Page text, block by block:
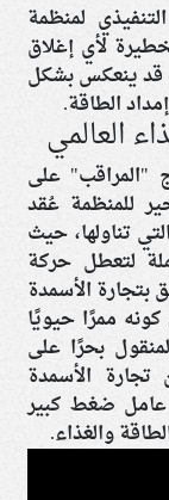
لمنظمة
لأي إغلاق
قد ينعكس بشكل
الطاقة.
العالمي
"المراقب" على
للمنظمة عُقد
تناولها، حيث
لتعطل حركة
ممرًا حيويًا
من النفط المنقول بحرًا على
إلى جانب نحو 30% من تجارة الأسمدة
عامل ضغط كبير
والغذاء.